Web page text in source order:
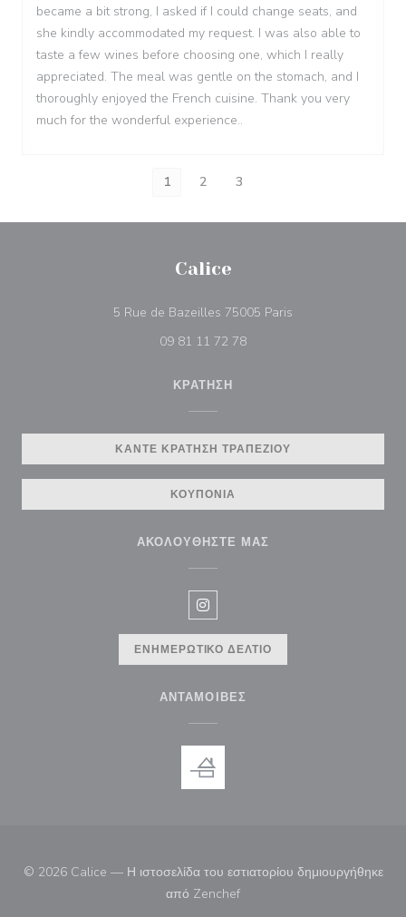
became a bit strong, I asked if I could change seats, and
she kindly accommodated my request. I was also able to
taste a few wines before choosing one, which I really
appreciated. The meal was gentle on the stomach, and I
thoroughly enjoyed the French cuisine. Thank you very
much for the wonderful experience..
1 2 3
Calice
5 Rue de Bazeilles 75005 Paris
09 81 11 72 78
ΚΡΆΤΗΣΗ
ΚΆΝΤΕ ΚΡΆΤΗΣΗ ΤΡΑΠΕΖΙΟΎ
ΚΟΥΠΌΝΙΑ
ΑΚΟΛΟΥΘΉΣΤΕ ΜΑΣ
Instagram ((ανοίγει σε νέο
ΕΝΗΜΕΡΩΤΙΚΌ ΔΕΛΤΊΟ
ΑΝΤΑΜΟΙΒΈΣ
© 2026 Calice — Η ιστοσελίδα του εστιατορίου δημιουργήθηκε
από Zenchef((ανοίγει σε νέο παράθυρο))